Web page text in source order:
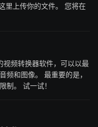
里上传你的文件。 您将在
视频转换器软件，可以以最
频和图像。 最重要的是，
制。 试一试！